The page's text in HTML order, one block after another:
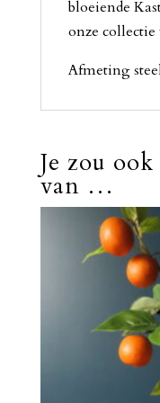
bloeiende
onze
Afmeting
Je zou
van …